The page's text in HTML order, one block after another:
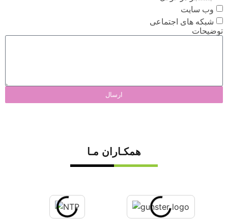
وب سایت
شبکه های اجتماعی
توضیحات
ارسال
همکـاران مـا